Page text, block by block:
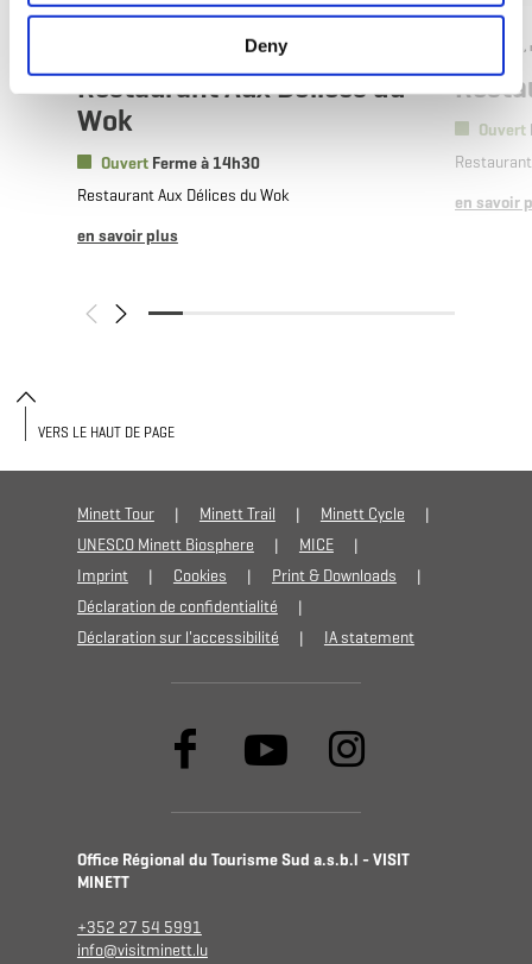
Deny
Où ? 3, rue Joseph Philippart, L-4845 Rodange
Restaurant Aux Délices du
Wok
Ouvert Ferme à 14h30
Restaurant Aux Délices du Wok
en savoir plus
Où ?
Ouvert
en savoir
Minett Tour Minett Trail
Minett Cycle
UNESCO Minett Biosphere
MICE
Imprint
Cookies
Print & Downloads
Déclaration de confidentialité
Déclaration sur l'accessibilité
IA statement
Office Régional du Tourisme Sud a.s.b.l - VISIT
MINETT
+352 27 54 5991
info@visitminett.lu
VERS LE HAUT DE PAGE